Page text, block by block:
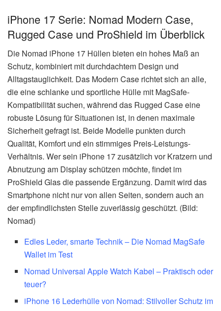
iPhone 17 Serie: Nomad Modern Case,
Rugged Case und ProShield im Überblick
Die Nomad iPhone 17 Hüllen bieten ein hohes Maß an
Schutz, kombiniert mit durchdachtem Design und
Alltagstauglichkeit. Das Modern Case richtet sich an alle,
die eine schlanke und sportliche Hülle mit MagSafe-
Kompatibilität suchen, während das Rugged Case eine
robuste Lösung für Situationen ist, in denen maximale
Sicherheit gefragt ist. Beide Modelle punkten durch
Qualität, Komfort und ein stimmiges Preis-Leistungs-
Verhältnis. Wer sein iPhone 17 zusätzlich vor Kratzern und
Abnutzung am Display schützen möchte, findet im
ProShield Glas die passende Ergänzung. Damit wird das
Smartphone nicht nur von allen Seiten, sondern auch an
der empfindlichsten Stelle zuverlässig geschützt. (Bild:
Nomad)
Edles Leder, smarte Technik – Die Nomad MagSafe
Wallet im Test
Nomad Universal Apple Watch Kabel – Praktisch oder
teuer?
iPhone 16 Lederhülle von Nomad: Stilvoller Schutz im